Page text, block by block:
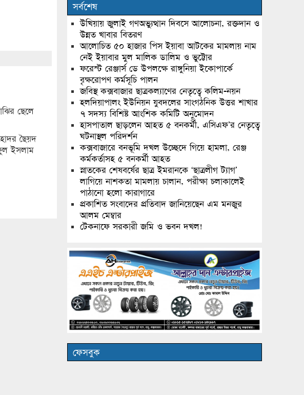
ছেলে
ছৈয়দ
ইসলাম
সর্বশেষ
উখিয়ায় জুলাই গণঅভ্যুত্থান দিবসে আলোচনা, রক্তদান ও
উন্নত খাবার বিতরণ
আলোচিত ৫০ হাজার পিস ইয়াবা আটকের মামলায় নাম
নেই ইয়াবার মুল মালিক ডালিম ও ভুট্টোর
ফরেস্ট রেঞ্জার্স ডে উপলক্ষে রাঙ্গুনিয়া ইকোপার্কে
বৃক্ষরোপণ কর্মসূচি পালন
জবিস্থ কক্সবাজার ছাত্রকল্যাণের নেতৃত্বে কলিম-নয়ন
হলদিয়াপালং ইউনিয়ন যুবদলের সাংগঠনিক উত্তর শাখার
৭ সদস্য বিশিষ্ট আংশিক কমিটি অনুমোদন
হাসপাতাল ছাড়লেন আহত ৫ বনকর্মী, এসিএফ’র নেতৃত্বে
ঘটনাস্থল পরিদর্শন
কক্সবাজারে বনভূমি দখল উচ্ছেদে গিয়ে হামলা, রেঞ্জ
কর্মকর্তাসহ ৫ বনকর্মী আহত
স্নাতকের শেষবর্ষের ছাত্র ইমরানকে ‘ছাত্রলীগ ট্যাগ’
লাগিয়ে নাশকতা মামলায় চালান, পরীক্ষা চলাকালেই
পাঠানো হলো কারাগারে
প্রকাশিত সংবাদের প্রতিবাদ জানিয়েছেন এম মনজুর
আলম মেম্বার
টেকনাফে সরকারী জমি ও ভবন দখল!
ফেসবুক